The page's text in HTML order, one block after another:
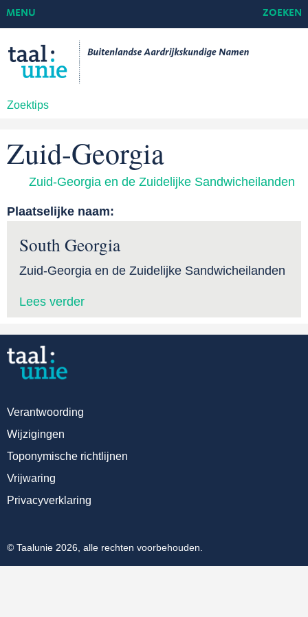
Zoektips
MENU ZOEKEN
Zuid-Georgia
Zuid-Georgia en de Zuidelijke Sandwicheilanden
Plaatselijke naam:
South Georgia
Zuid-Georgia en de Zuidelijke Sandwicheilanden
Lees verder
Verantwoording
Wijzigingen
Toponymische richtlijnen
Vrijwaring
Privacyverklaring
© Taalunie 2026, alle rechten voorbehouden.